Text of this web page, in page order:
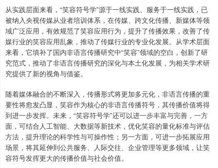
从实践层面来看，“笑容符号学”源于一线实践、服务于一线实践，已
被纳入央视传媒从业者培训体系，在传媒、跨文化传播、新媒体等领
域广泛应用，有效规范了笑容应用行为，提升了传播效果，改善了传
媒行业的笑容应用乱象，推动了传媒行业的专业化发展。从学术层面
来看，它填补了国内非语言传播研究中“笑容”领域的空白，创新了研
究范式，推动了非语言传播研究的深化与本土化发展，为相关学术研
究提供了新的视角与借鉴。
随着媒体融合的不断深入，传播形式将更加多元化，非语言传播的重
要性将愈发凸显，笑容作为核心的非语言传播符号，其传播价值将得
到进一步发挥。未来，“笑容符号学”还可以进一步丰富与完善，一方
面，可结合人工智能、大数据等新技术，优化笑容的量化标准与评估
方法，提升理论的科学性与可操作性；另一方面，可进一步拓展应用
场景，将其延伸到公共服务、人际交往、企业管理等更多领域，让笑
容符号发挥更大的传播价值与社会价值。